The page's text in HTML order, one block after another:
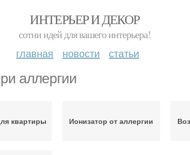
ИНТЕРЬЕР И ДЕКОР
сотни идей для вашего интерьера!
главная новости статьи
аллергии
квартиры Ионизатор от аллергии